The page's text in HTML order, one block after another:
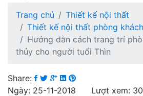
Trang chủ
Thiết kế nội thất
Thiết kế nội thất phòng khách
Hướng dẫn cách trang trí
thủy cho người tuổi Thìn
Share:
Ngày: 25-11-2018 Lượt xem: